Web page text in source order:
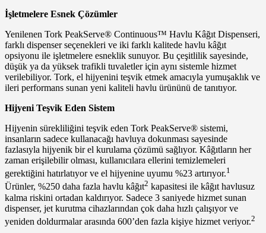
İşletmelere Esnek Çözümler
Yenilenen Tork PeakServe® Continuous™ Havlu Kâğıt Dispenseri,
farklı dispenser seçenekleri ve iki farklı kalitede havlu kâğıt
opsiyonu ile işletmelere esneklik sunuyor. Bu çeşitlilik sayesinde,
düşük ya da yüksek trafikli tuvaletler için aynı sistemle hizmet
verilebiliyor. Tork, el hijyenini teşvik etmek amacıyla yumuşaklık ve
ileri performans sunan yeni kaliteli havlu ürününü de tanıtıyor.
Hijyeni Teşvik Eden Sistem
Hijyenin sürekliliğini teşvik eden Tork PeakServe® sistemi,
insanların sadece kullanacağı havluya dokunması sayesinde
fazlasıyla hijyenik bir el kurulama çözümü sağlıyor. Kâğıtların her
zaman erişilebilir olması, kullanıcılara ellerini temizlemeleri
gerektiğini hatırlatıyor ve el hijyenine uyumu %23 artırıyor.1
Ürünler, %250 daha fazla havlu kâğıt2 kapasitesi ile kâğıt havlusuz
kalma riskini ortadan kaldırıyor. Sadece 3 saniyede hizmet sunan
dispenser, jet kurutma cihazlarından çok daha hızlı çalışıyor ve
yeniden doldurmalar arasında 600’den fazla kişiye hizmet veriyor.2